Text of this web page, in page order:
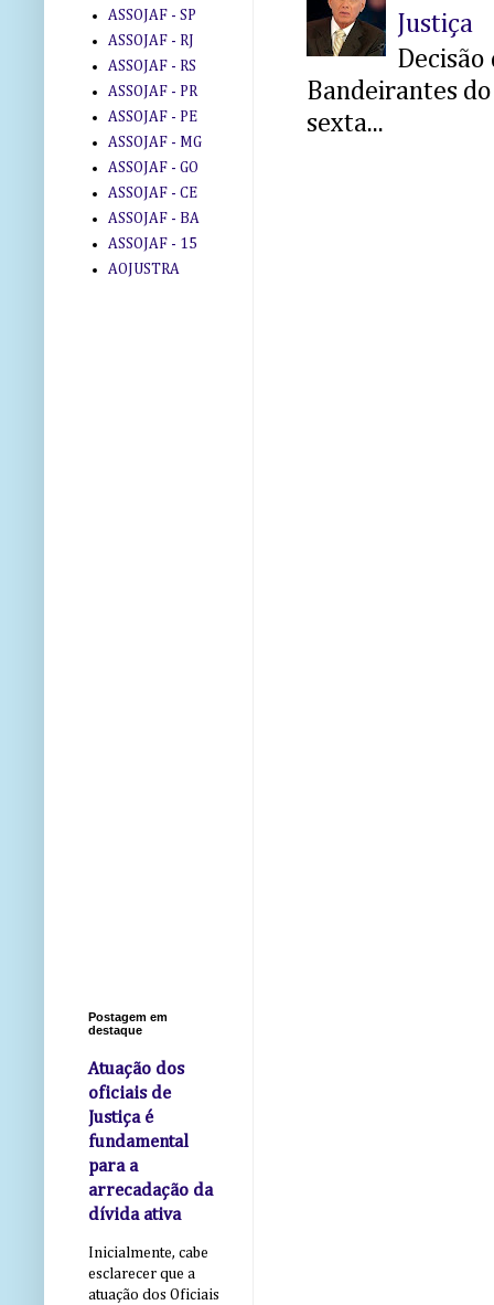
Justiça
Decisão
Bandeirantes
sexta...
ASSOJAF - SP
ASSOJAF - RJ
ASSOJAF - RS
ASSOJAF - PR
ASSOJAF - PE
ASSOJAF - MG
ASSOJAF - GO
ASSOJAF - CE
ASSOJAF - BA
ASSOJAF - 15
AOJUSTRA
Postagem em
destaque
Atuação dos
oficiais de
Justiça é
fundamental
para a
arrecadação da
dívida ativa
Inicialmente, cabe
esclarecer que a
atuação dos Oficiais